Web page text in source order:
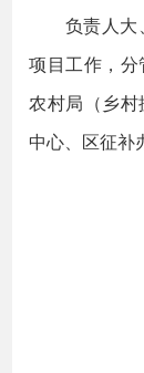
负责人大
项目工作，
农村局（乡
中心、区征补